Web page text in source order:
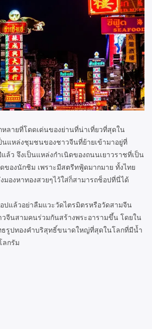
ลายที่โดดเด่นของย่านที่น่าเที่ยวที่สุดใน
นแหล่งชุมชนของชาวจีนที่ย้ายเข้ามาอยู่ที่
ล้ว จึงเป็นแหล่งกำเนิดของถนนเยาวราชที่เป็น
องนักชิม เพราะมีสตรีทฟู้ดมากมาย ทั้งไทย
มองหาทองสวยๆไว้ใส่ก็สามารถช็อปที่นี่ได้
แล้วอย่าลืมแวะวัดไตรมิตรหรือวัดสามจีน
วจีนสามคนร่วมกันสร้างพระอารามขึ้น โดยใน
รูปทองคำบริสุทธิ์ขนาดใหญ่ที่สุดในโลกที่มีน้ำ
ลกรัม